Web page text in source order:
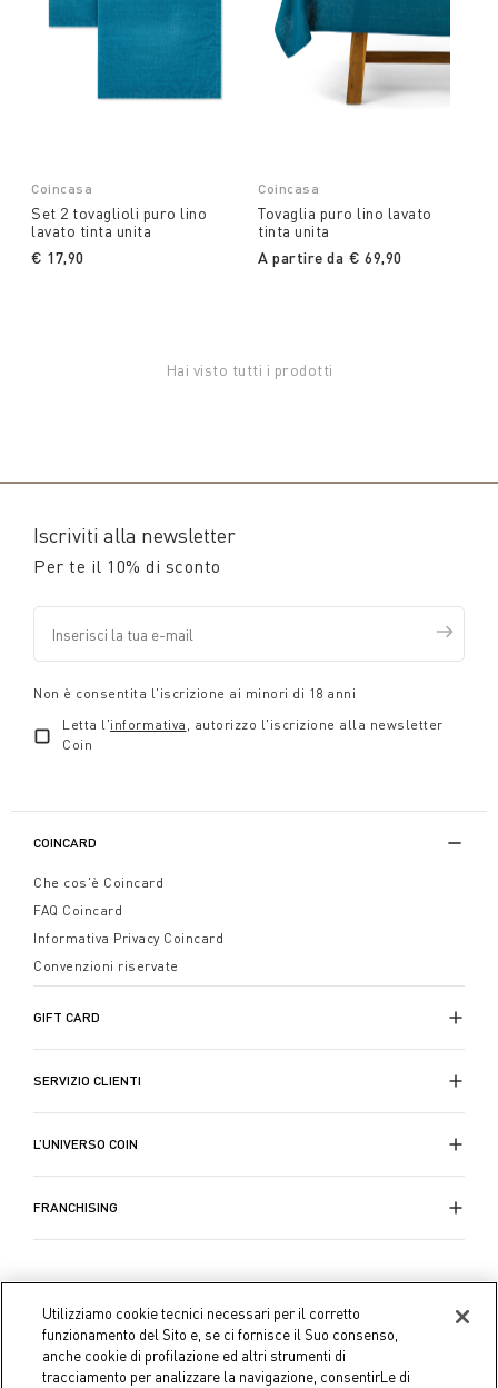
Coincasa
Set 2 tovaglioli puro lino
lavato tinta unita
€ 17,90
Coincasa
Tovaglia puro lino lavato
tinta unita
A partire da € 69,90
Hai visto tutti i prodotti
Iscriviti alla newsletter
Per te il 10% di sconto
Non è consentita l'iscrizione ai minori di 18 anni
Letta l'informativa , autorizzo l'iscrizione alla newsletter
Coin
COINCARD
Che cos'è Coincard
FAQ Coincard
Informativa Privacy Coincard
Convenzioni riservate
GIFT CARD
SERVIZIO CLIENTI
L’UNIVERSO COIN
FRANCHISING
Utilizziamo cookie tecnici necessari per il corretto
funzionamento del Sito e, se ci fornisce il Suo consenso,
anche cookie di profilazione ed altri strumenti di
tracciamento per analizzare la navigazione, consentirLe di